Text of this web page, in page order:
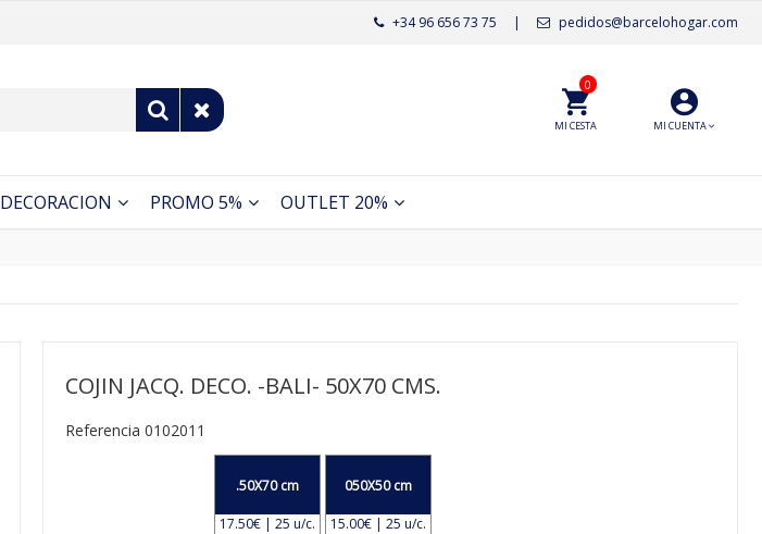
pedidos@barcelohogar.com
|
+34 96 656 73 75
MI CUENTA
MI CESTA
0
DECORACION PROMO 5% OUTLET 20%
COJIN JACQ. DECO. -BALI- 50X70 CMS.
Referencia 0102011
.50X70 cm
17.50€ | 25 u/c.
050X50 cm
15.00€ | 25 u/c.